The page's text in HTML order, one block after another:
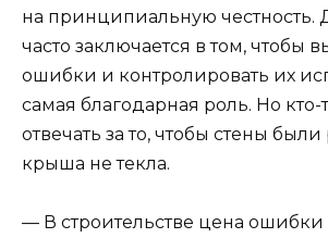
на принципиальную честность.
часто заключается в том, чтобы
ошибки и контролировать их
самая благодарная роль. Но
отвечать за то, чтобы стены
крыша не текла.
— В строительстве цена ошибки